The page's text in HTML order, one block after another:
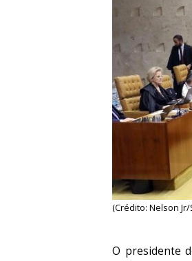
(Crédito: Nelson Jr/
O presidente